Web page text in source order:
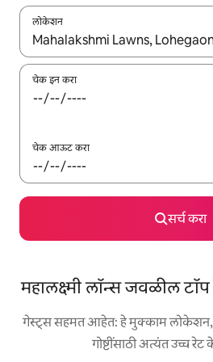
लोकेशन
जेव्हा परिणाम उपलब्ध असतील, तेव्हा
चेक इन करा
चेक आऊट करा
सर्च करा
महालक्ष्मी लॉन्स जवळील
गेस्ट्स सहमत आहेत: हे मुक्काम लोकेशन,
गोष्टींसाठी अत्यंत उच्च